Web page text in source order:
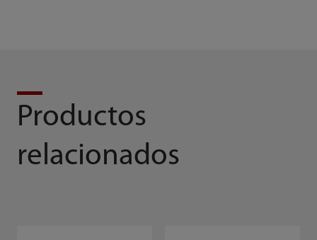
Productos
relacionados